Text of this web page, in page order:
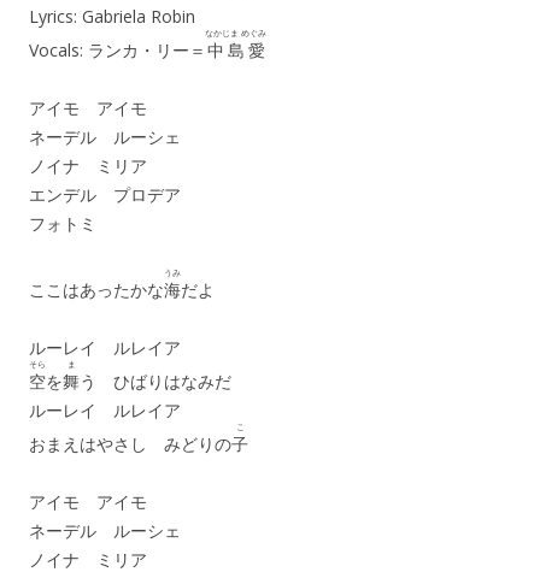
Lyrics: Gabriela Robin
Vocals: ランカ・リー＝ 中島愛
なかじま めぐみ
アイモ アイモ
ネーデル ルーシェ
ノイナ ミリア
エンデル プロデア
フォトミ
ここはあったかな海
うみ
だよ
ルーレイ ルレイア
空
そら
を舞
ま
う ひばりはなみだ
ルーレイ ルレイア
おまえはやさし みどりの子
こ
アイモ アイモ
ネーデル ルーシェ
ノイナ ミリア